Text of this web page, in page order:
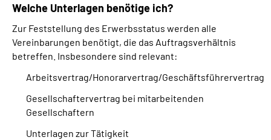
Welche Unterlagen benötige ich?
Zur Feststellung des Erwerbsstatus werden alle
Vereinbarungen benötigt, die das Auftragsverhältnis
betreffen. Insbesondere sind relevant:
Arbeitsvertrag/Honorarvertrag/Geschäftsführervertrag
Gesellschaftervertrag bei mitarbeitenden
Gesellschaftern
Unterlagen zur Tätigkeit